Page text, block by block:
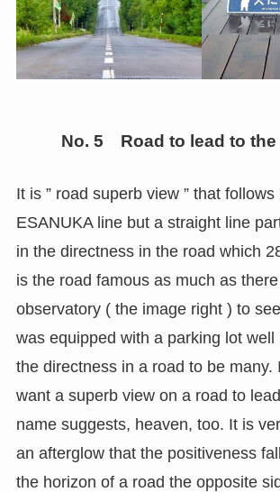
No. 5 Road to lead to the
It is ” road superb view ” that follows
ESANUKA line but a straight line
in the directness in the road which
is the road famous as much as
observatory ( the image right ) to
was equipped with a parking lot well
the directness in a road to be many.
want a superb view on a road to
name suggests, heaven, too. It is
an afterglow that the positiveness
the horizon of a road the opposite